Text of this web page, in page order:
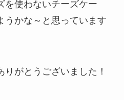
使わないチーズケー
うかな～と思っています
がとうございました！